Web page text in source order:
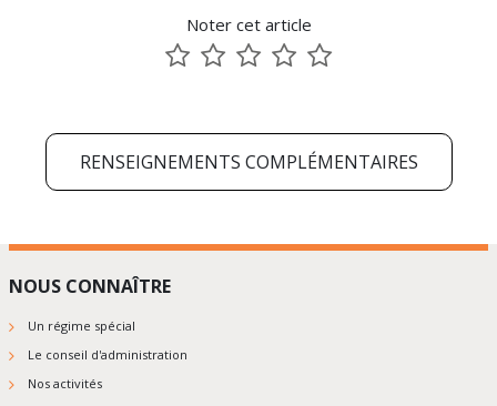
5 5 5 5
Noter cet article
1 2 3 4
RENSEIGNEMENTS COMPLÉMENTAIRES
NOUS CONNAÎTRE
Un régime spécial
Le conseil d'administration
Nos activités